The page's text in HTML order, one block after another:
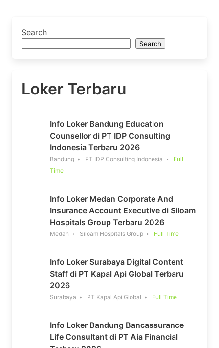
Search
Search
Loker Terbaru
Info Loker Bandung Education
Counsellor di PT IDP Consulting
Indonesia Terbaru 2026
Bandung PT IDP Consulting Indonesia
Full
Time
Info Loker Medan Corporate And
Insurance Account Executive di Siloam
Hospitals Group Terbaru 2026
Medan Siloam Hospitals Group Full Time
Info Loker Surabaya Digital Content
Staff di PT Kapal Api Global Terbaru
2026
Surabaya PT Kapal Api Global Full Time
Info Loker Bandung Bancassurance
Life Consultant di PT Aia Financial